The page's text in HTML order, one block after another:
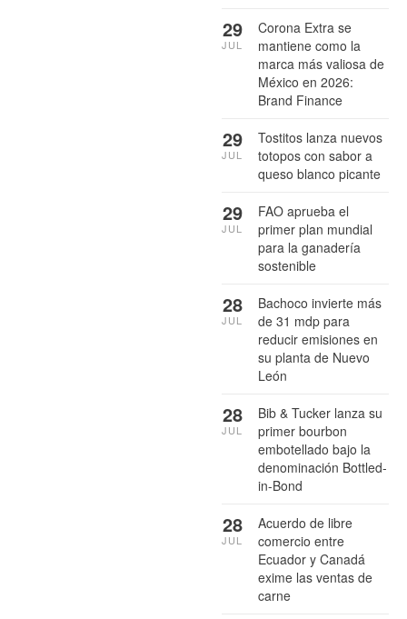
Corona Extra se
mantiene como la
marca más valiosa de
México en 2026:
Brand Finance
29
JUL
Tostitos lanza nuevos
totopos con sabor a
queso blanco picante
29
JUL
FAO aprueba el
primer plan mundial
para la ganadería
sostenible
29
JUL
Bachoco invierte más
de 31 mdp para
reducir emisiones en
su planta de Nuevo
León
28
JUL
Bib & Tucker lanza su
primer bourbon
embotellado bajo la
denominación Bottled-
in-Bond
28
JUL
Acuerdo de libre
comercio entre
Ecuador y Canadá
exime las ventas de
carne
28
JUL